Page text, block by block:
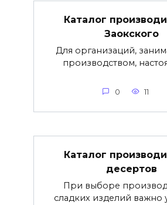
Каталог
Заокского
Для организаций,
производством,
0 11
Каталог
десертов
При выборе
сладких изделий важно